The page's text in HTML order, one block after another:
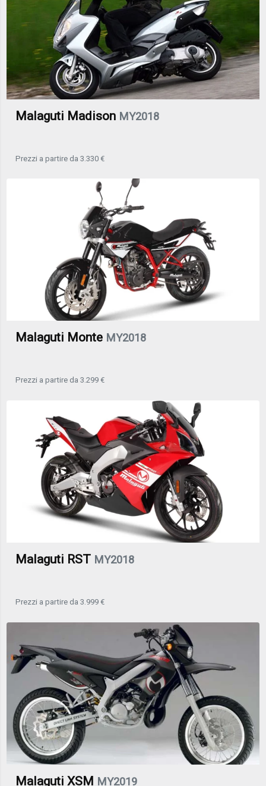
Malaguti Madison MY2018
Prezzi a partire da 3.330 €
Malaguti Monte MY2018
Prezzi a partire da 3.299 €
Malaguti RST MY2018
Prezzi a partire da 3.999 €
Malaguti XSM MY2019